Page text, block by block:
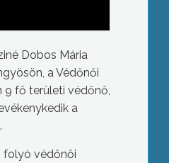
Dobos Mária
a Védőnői
9 fő területi védőnő,
a
folyó védőnői